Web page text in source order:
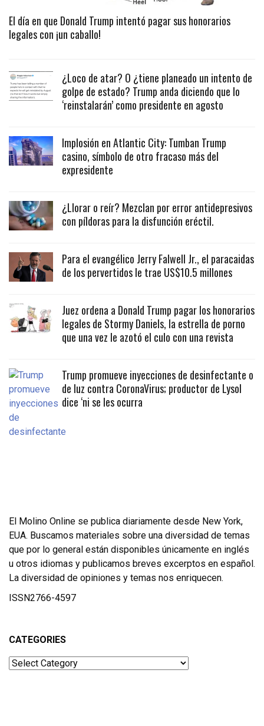
El día en que Donald Trump intentó pagar sus honorarios
legales con ¡un caballo!
¿Loco de atar? O ¿tiene planeado un intento de
golpe de estado? Trump anda diciendo que lo
‘reinstalarán’ como presidente en agosto
Implosión en Atlantic City: Tumban Trump
casino, símbolo de otro fracaso más del
expresidente
¿Llorar o reír? Mezclan por error antidepresivos
con píldoras para la disfunción eréctil.
Para el evangélico Jerry Falwell Jr., el paracaidas
de los pervertidos le trae US$10.5 millones
Juez ordena a Donald Trump pagar los honorarios
legales de Stormy Daniels, la estrella de porno
que una vez le azotó el culo con una revista
Trump promueve inyecciones de desinfectante o
de luz contra CoronaVirus; productor de Lysol
dice ‘ni se les ocurra
El Molino Online se publica diariamente desde New York,
EUA. Buscamos materiales sobre una diversidad de temas
que por lo general están disponibles únicamente en inglés
u otros idiomas y publicamos breves excerptos en español.
La diversidad de opiniones y temas nos enriquecen.
ISSN2766-4597
CATEGORIES
Categories